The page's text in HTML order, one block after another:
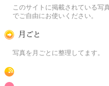
このサイトに掲載されている写
でご自由にお使いください。
写真を月ごとに整理してます。
RSS